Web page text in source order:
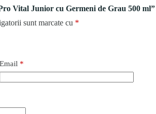
Vital Junior cu Germeni de Grau 500 ml”
sunt marcate cu *
Email *